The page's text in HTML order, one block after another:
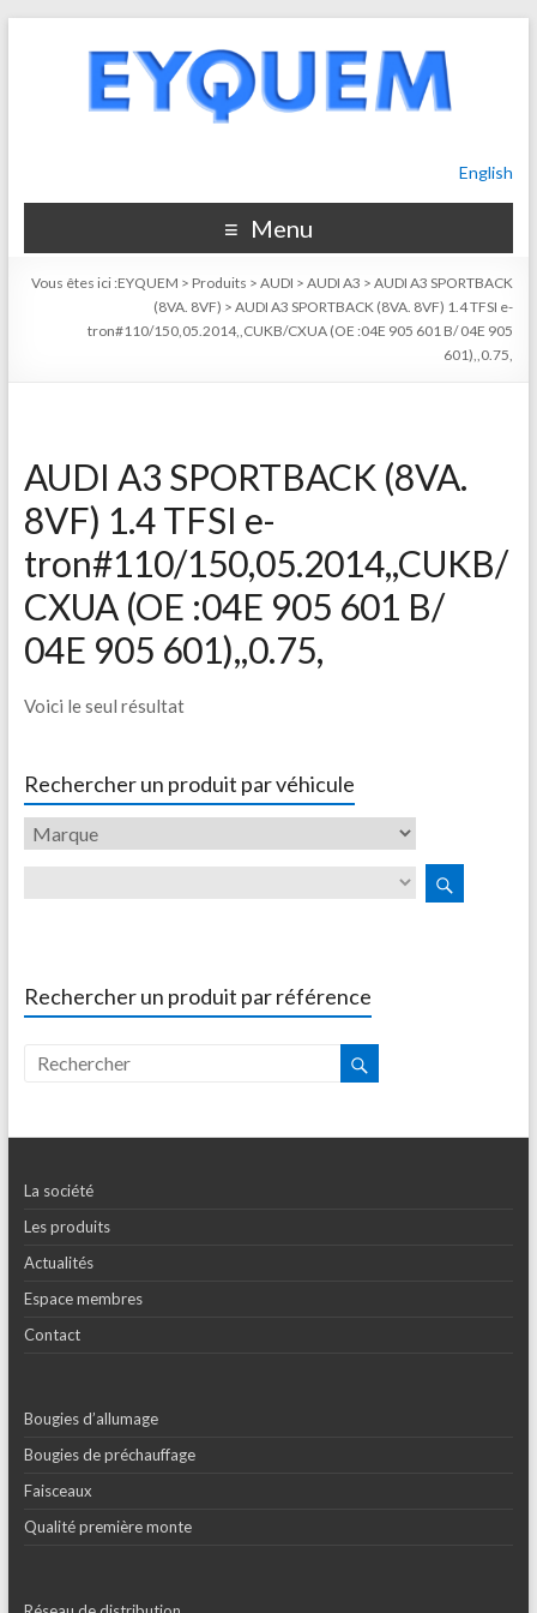
English
Menu
Vous êtes ici :EYQUEM > Produits >AUDI >AUDI A3 >AUDI A3 SPORTBACK
(8VA. 8VF) >AUDI A3 SPORTBACK (8VA. 8VF) 1.4 TFSI e-
tron#110/150,05.2014,,CUKB/CXUA (OE :04E 905 601 B/ 04E 905
601),,0.75,
AUDI A3 SPORTBACK (8VA.
8VF) 1.4 TFSI e-
tron#110/150,05.2014,,CUKB/
CXUA (OE :04E 905 601 B/
04E 905 601),,0.75,
Voici le seul résultat
Rechercher un produit par véhicule
Rechercher un produit par référence
La société
Les produits
Actualités
Espace membres
Contact
Bougies d’allumage
Bougies de préchauffage
Faisceaux
Qualité première monte